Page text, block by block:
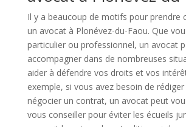
Il y a beaucoup de motifs pour prendre
un avocat à Plonévez-du-Faou. Que
particulier ou professionnel, un avocat
accompagner dans de nombreuses
aider à défendre vos droits et vos
exemple, si vous avez besoin de
négocier un contrat, un avocat peut
vous conseiller pour éviter les écueils